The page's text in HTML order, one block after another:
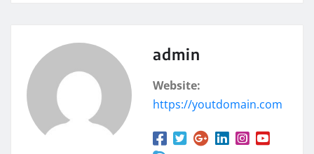
admin
Website:
https://youtdomain.com